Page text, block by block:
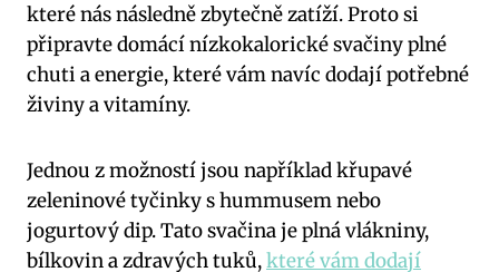
které nás následně zbytečně zatíží. Proto si
připravte domácí nízkokalorické svačiny plné
chuti a energie, které vám navíc dodají potřebné
živiny a vitamíny.
Jednou z možností jsou například křupavé
zeleninové tyčinky s hummusem nebo
jogurtový dip. Tato svačina je plná vlákniny,
bílkovin a zdravých tuků,které vám dodají